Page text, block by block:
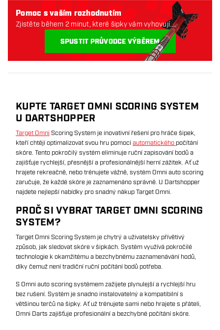
Pomoc s vaším rozhodnutím
Zjistěte během 2 minut, které šipky vám vyhovují.
SPUSTIT PRŮVODCE VÝBĚREM
KUPTE TARGET OMNI SCORING SYSTEM
U DARTSHOPPER
Target Omni Scoring System je inovativní řešení pro hráče šipek,
kteří chtějí optimalizovat svou hru pomocíautomatického počítání
skóre. Tento pokročilý systém eliminuje ruční zapisování bodů a
zajišťuje rychlejší, přesnější a profesionálnější herní zážitek. Ať už
hrajete rekreačně, nebo trénujete vážně, systém Omni auto scoring
zaručuje, že každé skóre je zaznamenáno správně. U Dartshopper
najdete nejlepší nabídky pro snadný nákup Target Omni.
PROČ SI VYBRAT TARGET OMNI SCORING
SYSTEM?
Target Omni Scoring System je chytrý a uživatelsky přívětivý
způsob, jak sledovat skóre v šipkách. Systém využívá pokročilé
technologie k okamžitému a bezchybnému zaznamenávání hodů,
díky čemuž není tradiční ruční počítání bodů potřeba.
S Omni auto scoring systémem zažijete plynulejší a rychlejší hru
bez rušení. Systém je snadno instalovatelný a kompatibilní s
většinou terčů na šipky. Ať už trénujete sami nebo hrajete s přáteli,
Omni Darts zajišťuje profesionální a bezchybné počítání skóre.